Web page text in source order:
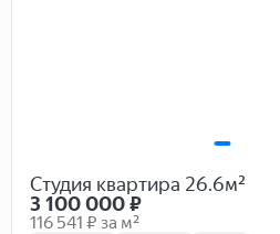
Общая площадь
Жилая площадь
Студия квартира 26.6м²
3 100 000₽
116 541 ₽ за м²